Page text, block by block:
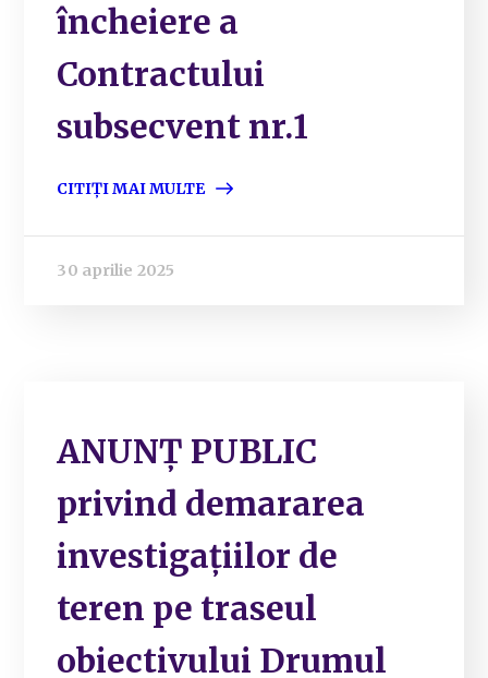
încheiere a
Contractului
subsecvent nr.1
CITIȚI MAI MULTE
30 aprilie 2025
ANUNȚ PUBLIC
privind demararea
investigațiilor de
teren pe traseul
obiectivului Drumul